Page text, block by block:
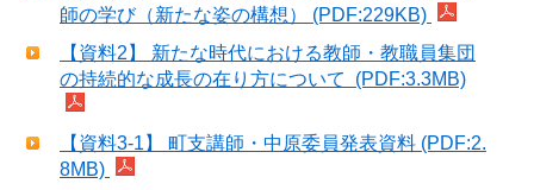
師の学び（新たな姿の構想） (PDF:229KB)
【資料2】 新たな時代における教師・教職員集団
の持続的な成長の在り方について (PDF:3.3MB)
【資料3-1】 町支講師・中原委員発表資料 (PDF:2.
8MB)